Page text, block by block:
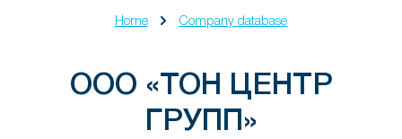
Home Company database
ООО «ТОН ЦЕНТР
ГРУПП»